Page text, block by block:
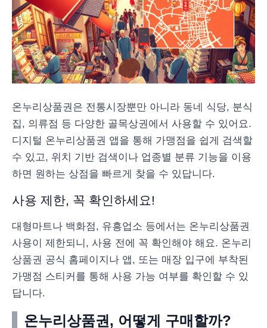
온누리상품권은 전통시장뿐만 아니라 동네 식당, 분식
집, 의류점 등 다양한 골목상권에서 사용할 수 있어요.
디지털 온누리상품권 앱을 통해 가맹점을 쉽게 검색할
수 있고, 위치 기반 검색이나 업종별 분류 기능을 이용
하면 원하는 상점을 빠르게 찾을 수 있답니다.
사용 제한, 꼭 확인하세요!
대형마트나 백화점, 유흥업소 등에서는 온누리상품권
사용이 제한되니, 사용 전에 꼭 확인해야 해요. 온누리
상품권 공식 홈페이지나 앱, 또는 매장 입구에 부착된
가맹점 스티커를 통해 사용 가능 여부를 확인할 수 있
답니다.
온누리상품권, 어떻게 구매할까?